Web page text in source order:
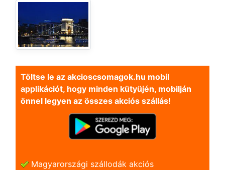
Töltse le az akcioscsomagok.hu mobil
applikációt, hogy minden kütyüjén, mobilján
önnel legyen az összes akciós szállás!
Magyarországi szállodák akciós